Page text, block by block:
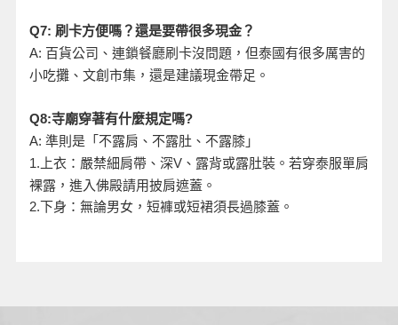
Q7: 刷卡方便嗎？還是要帶很多現金？
A: 百貨公司、連鎖餐廳刷卡沒問題，但泰國有很多厲害的
小吃攤、文創市集，還是建議現金帶足。
Q8:寺廟穿著有什麼規定嗎?
A: 準則是「不露肩、不露肚、不露膝」
1. 上衣：嚴禁細肩帶、深V、露背或露肚裝。若穿泰服單肩
裸露，進入佛殿請用披肩遮蓋。
2.下身：無論男女，短褲或短裙須長過膝蓋。